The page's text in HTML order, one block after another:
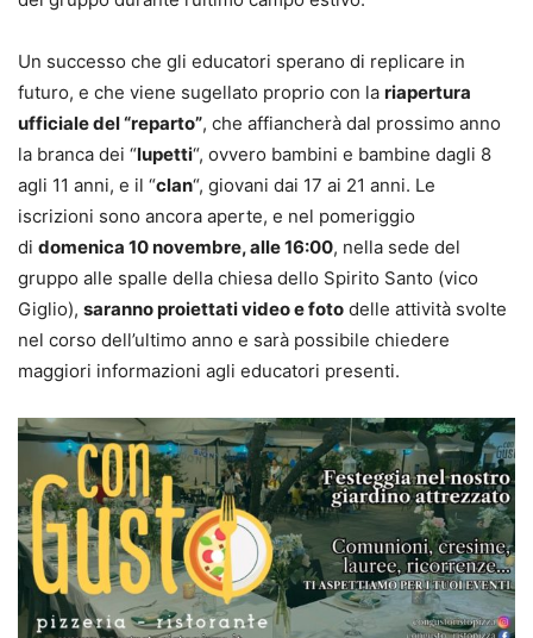
Un successo che gli educatori sperano di replicare in
futuro, e che viene sugellato proprio con la riapertura
ufficiale del “reparto”, che affiancherà dal prossimo anno
la branca dei “lupetti“, ovvero bambini e bambine dagli 8
agli 11 anni, e il “clan“, giovani dai 17 ai 21 anni. Le
iscrizioni sono ancora aperte, e nel pomeriggio
di domenica 10 novembre, alle 16:00, nella sede del
gruppo alle spalle della chiesa dello Spirito Santo (vico
Giglio), saranno proiettati video e foto delle attività svolte
nel corso dell’ultimo anno e sarà possibile chiedere
maggiori informazioni agli educatori presenti.